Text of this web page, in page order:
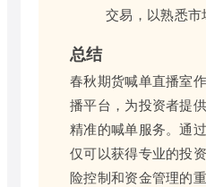
交易，以熟悉市
总结
春秋期货喊单直播室
播平台，为投资者提
精准的喊单服务。通
仅可以获得专业的投
险控制和资金管理的